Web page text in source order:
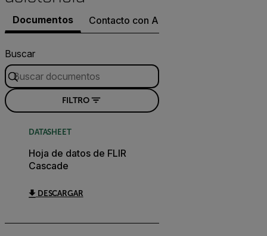
Documentos Contacto con Asistencia
Buscar
FILTRO
DATASHEET
Hoja de datos de FLIR
Cascade
DESCARGAR